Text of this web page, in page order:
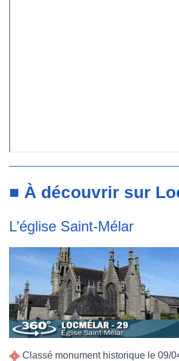
■ À découvrir sur
L’église Saint-Mélar
Classé monument historique le 09/